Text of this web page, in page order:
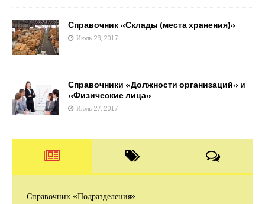
Справочник «Склады (места хранения)»
Июль 28, 2017
Справочники «Должности организаций» и
«Физические лица»
Июль 27, 2017
Справочник «Подразделения»